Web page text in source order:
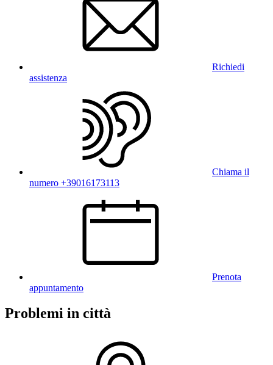
Richiedi
assistenza
Chiama il
numero +39016173113
Prenota
appuntamento
Problemi in città